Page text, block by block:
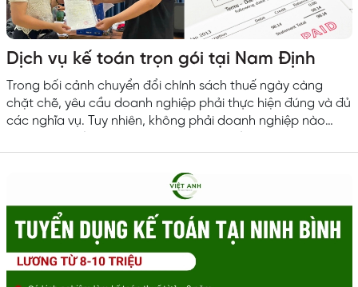
Dịch vụ kế toán trọn gói tại Nam Định
Trong bối cảnh chuyển đổi chính sách thuế ngày càng
chặt chẽ, yêu cầu doanh nghiệp phải thực hiện đúng và đủ
các nghĩa vụ. Tuy nhiên, không phải doanh nghiệp nào
Kế toán Việt Anh cung cấp dịch vụ kế toán trọn gói tại
Nam Định. Đồng hành cùng doanh nghiệp trong suốt quá
trình hoạt động. Đảm bảo tuân thủ pháp lý và hạn chế
rủi...